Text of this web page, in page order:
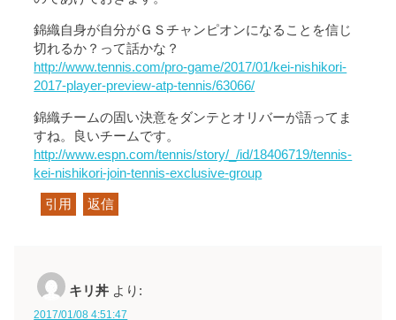
錦織自身が自分がＧＳチャンピオンになることを信じ
切れるか？って話かな？
http://www.tennis.com/pro-game/2017/01/kei-nishikori-
2017-player-preview-atp-tennis/63066/
錦織チームの固い決意をダンテとオリバーが語ってま
すね。良いチームです。
http://www.espn.com/tennis/story/_/id/18406719/tennis-
kei-nishikori-join-tennis-exclusive-group
引用 返信
キリ丼 より:
2017/01/08 4:51:47